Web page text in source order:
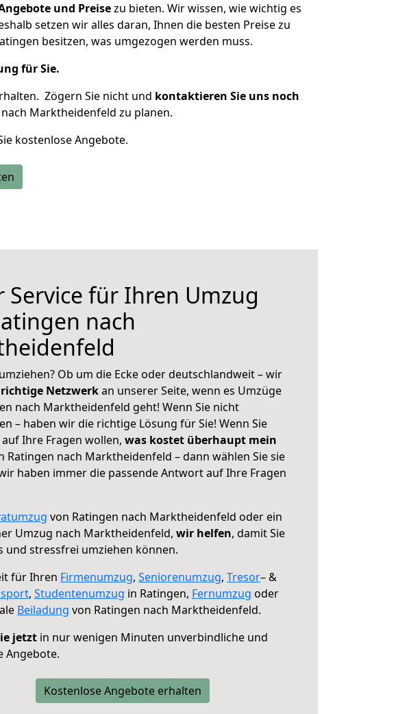
und Preisezu bieten. Wir wissen, wie wichtig es
setzen wir alles daran, Ihnen die besten Preise zu
besitzen, was umgezogen werden muss.
für Sie.
Zögern Sie nicht und kontaktieren Sie uns noch
Marktheidenfeld zu planen.
kostenlose Angebote.
Service für Ihren Umzug
nach
Ob um die Ecke oder deutschlandweit – wir
richtige Netzwerkan unserer Seite, wenn es Umzüge
nach Marktheidenfeld geht! Wenn Sie nicht
– haben wir die richtige Lösung für Sie! Wenn Sie
Ihre Fragen wollen, was kostet überhaupt mein
Ratingen nach Marktheidenfeld – dann wählen Sie sie
haben immer die passende Antwort auf Ihre Fragen
von Ratingen nach Marktheidenfeld oder ein
Umzug nach Marktheidenfeld, wir helfen, damit Sie
und stressfrei umziehen können.
für Ihren Firmenumzug, Seniorenumzug, Tresor– &
, Studentenumzug in Ratingen, Fernumzug oder
Beiladung von Ratingen nach Marktheidenfeld.
jetzt in nur wenigen Minuten unverbindliche und
Angebote.
Kostenlose Angebote erhalten